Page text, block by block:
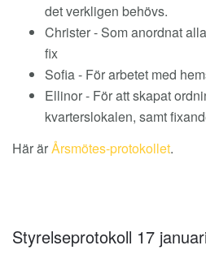
det verkligen behövs.
Christer - Som anordnat
fix
Sofia - För arbetet med
Ellinor - För att skapat
kvarterslokalen, samt
Här ärÅrsmötes-protokollet.
Styrelseprotokoll 17